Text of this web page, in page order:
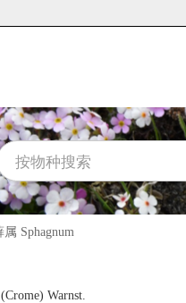
Sphagnum
(Crome) Warnst.